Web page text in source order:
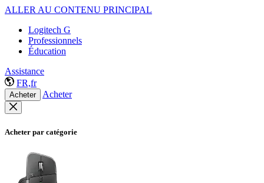
ALLER AU CONTENU PRINCIPAL
Logitech G
Professionnels
Éducation
Assistance
FR,fr
Acheter Acheter
Acheter par catégorie